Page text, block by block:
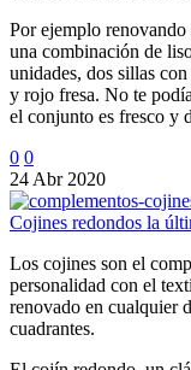
Por ejemplo renovando
una combinación de
unidades, dos sillas
y rojo fresa. No te
el conjunto es fresco y
0 0
24 Abr 2020
Cojines redondos la
Los cojines son el
personalidad con el
renovado en cualquier
cuadrantes.